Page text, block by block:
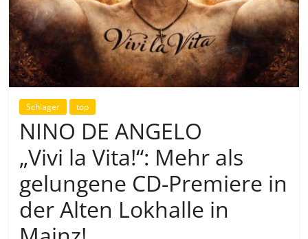
Schlager top
NINO DE ANGELO
„Vivi la Vita!“: Mehr als
gelungene CD-Premiere in
der Alten Lokhalle in